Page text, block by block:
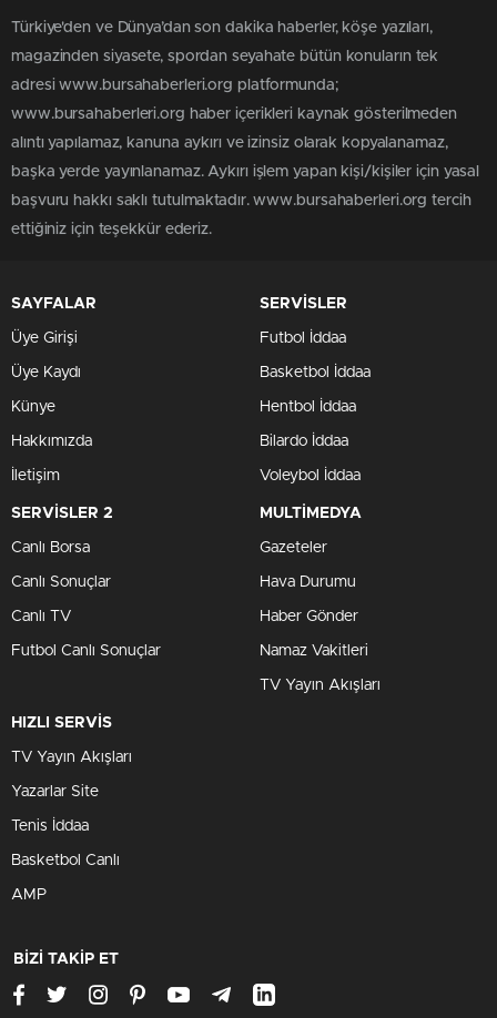
Türkiye'den ve Dünya’dan son dakika haberler, köşe yazıları,
magazinden siyasete, spordan seyahate bütün konuların tek
adresi www.bursahaberleri.org platformunda;
www.bursahaberleri.org haber içerikleri kaynak gösterilmeden
alıntı yapılamaz, kanuna aykırı ve izinsiz olarak kopyalanamaz,
başka yerde yayınlanamaz. Aykırı işlem yapan kişi/kişiler için yasal
başvuru hakkı saklı tutulmaktadır. www.bursahaberleri.org tercih
ettiğiniz için teşekkür ederiz.
SAYFALAR
Üye Girişi
Üye Kaydı
Künye
Hakkımızda
İletişim
SERVİSLER
Futbol İddaa
Basketbol İddaa
Hentbol İddaa
Bilardo İddaa
Voleybol İddaa
SERVİSLER 2
Canlı Borsa
Canlı Sonuçlar
Canlı TV
Futbol Canlı Sonuçlar
MULTİMEDYA
Gazeteler
Hava Durumu
Haber Gönder
Namaz Vakitleri
TV Yayın Akışları
HIZLI SERVİS
TV Yayın Akışları
Yazarlar Site
Tenis İddaa
Basketbol Canlı
AMP
BİZİ TAKİP ET